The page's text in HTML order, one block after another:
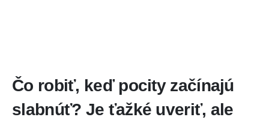
Čo robiť, keď pocity začínajú
slabnúť? Je ťažké uveriť, ale